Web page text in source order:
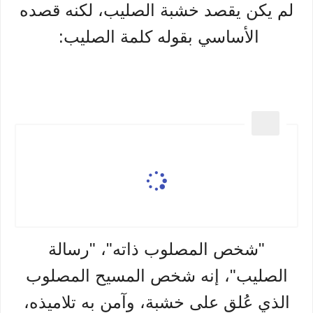
لم يكن يقصد خشبة الصليب، لكنه قصده
الأساسي بقوله كلمة الصليب:
"شخص المصلوب ذاته"، "رسالة
الصليب"، إنه شخص المسيح المصلوب
الذي عُلق على خشبة، وآمن به تلاميذه،